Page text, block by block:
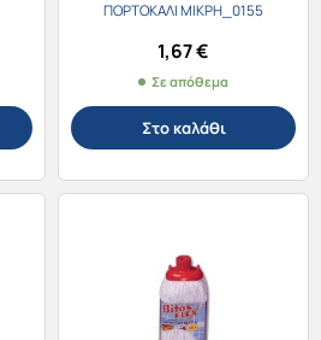
ΠΟΡΤΟΚΑΛΙ ΜΙΚΡΗ_0155
1,67€
Σε απόθεμα
Στο καλάθι